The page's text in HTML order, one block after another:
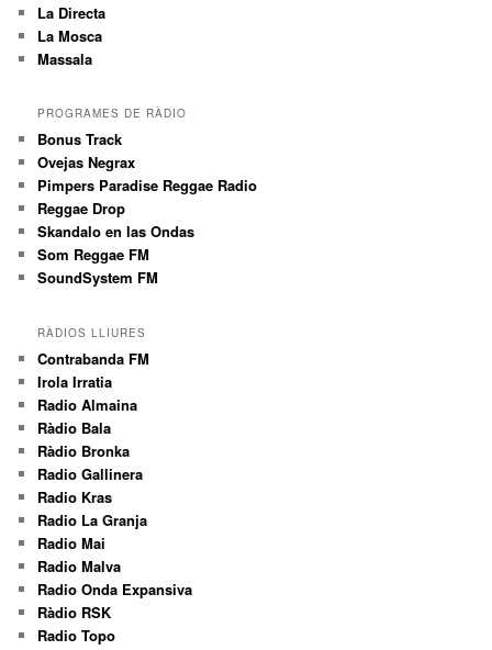
La Directa
La Mosca
Massala
PROGRAMES DE RÀDIO
Bonus Track
Ovejas Negrax
Pimpers Paradise Reggae Radio
Reggae Drop
Skandalo en las Ondas
Som Reggae FM
SoundSystem FM
RÀDIOS LLIURES
Contrabanda FM
Irola Irratia
Radio Almaina
Ràdio Bala
Ràdio Bronka
Radio Gallinera
Radio Kras
Radio La Granja
Radio Mai
Radio Malva
Radio Onda Expansiva
Ràdio RSK
Radio Topo